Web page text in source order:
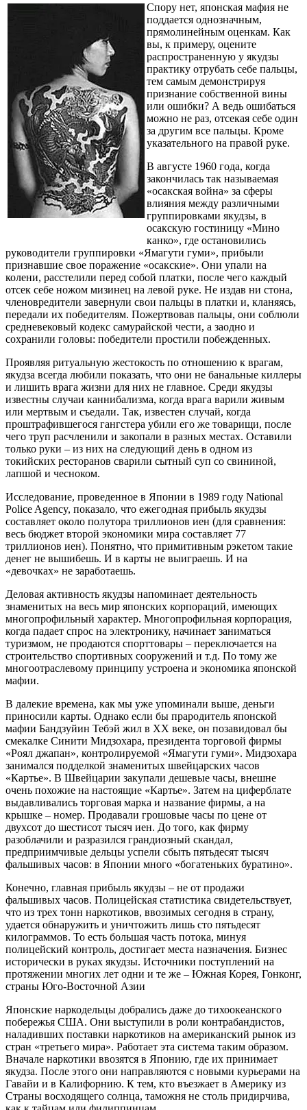
Спору нет, японская мафия не
поддается однозначным,
прямолинейным оценкам. Как
вы, к примеру, оцените
распространенную у якудзы
практику отрубать себе пальцы,
тем самым демонстрируя
признание собственной вины
или ошибки? А ведь ошибаться
можно не раз, отсекая себе один
за другим все пальцы. Кроме
указательного на правой руке.
В августе 1960 года, когда
закончилась так называемая
«осакская война» за сферы
влияния между различными
группировками якудзы, в
осакскую гостиницу «Мино
канко», где остановились
руководители группировки «Ямагути гуми», прибыли
признавшие свое поражение «осакские». Они упали на
колени, расстелили перед собой платки, после чего каждый
отсек себе ножом мизинец на левой руке. Не издав ни стона,
членовредители завернули свои пальцы в платки и, кланяясь,
передали их победителям. Пожертвовав пальцы, они соблюли
средневековый кодекс самурайской чести, а заодно и
сохранили головы: победители простили побежденных.
Проявляя ритуальную жестокость по отношению к врагам,
якудза всегда любили показать, что они не банальные киллеры
и лишить врага жизни для них не главное. Среди якудзы
известны случаи каннибализма, когда врага варили живым
или мертвым и съедали. Так, известен случай, когда
проштрафившегося гангстера убили его же товарищи, после
чего труп расчленили и закопали в разных местах. Оставили
только руки – из них на следующий день в одном из
токийских ресторанов сварили сытный суп со свининой,
лапшой и чесноком.
Исследование, проведенное в Японии в 1989 году National
Police Agency, показало, что ежегодная прибыль якудзы
составляет около полутора триллионов иен (для сравнения:
весь бюджет второй экономики мира составляет 77
триллионов иен). Понятно, что примитивным рэкетом такие
денег не вышибешь. И в карты не выиграешь. И на
«девочках» не заработаешь.
Деловая активность якудзы напоминает деятельность
знаменитых на весь мир японских корпораций, имеющих
многопрофильный характер. Многопрофильная корпорация,
когда падает спрос на электронику, начинает заниматься
туризмом, не продаются спорттовары – переключается на
строительство спортивных сооружений и т.д. По тому же
многоотраслевому принципу устроена и экономика японской
мафии.
В далекие времена, как мы уже упоминали выше, деньги
приносили карты. Однако если бы прародитель японской
мафии Бандзуйин Тебэй жил в ХХ веке, он позавидовал бы
смекалке Синити Мидзохара, президента торговой фирмы
«Роял джапан», контролируемой «Ямагути гуми». Мидзохара
занимался подделкой знаменитых швейцарских часов
«Картье». В Швейцарии закупали дешевые часы, внешне
очень похожие на настоящие «Картье». Затем на циферблате
выдавливались торговая марка и название фирмы, а на
крышке – номер. Продавали грошовые часы по цене от
двухсот до шестисот тысяч иен. До того, как фирму
разоблачили и разразился грандиозный скандал,
предприимчивые дельцы успели сбыть пятьдесят тысяч
фальшивых часов: в Японии много «богатеньких буратино».
Конечно, главная прибыль якудзы – не от продажи
фальшивых часов. Полицейская статистика свидетельствует,
что из трех тонн наркотиков, ввозимых сегодня в страну,
удается обнаружить и уничтожить лишь сто пятьдесят
килограммов. То есть большая часть потока, минуя
полицейский контроль, достигает места назначения. Бизнес
исторически в руках якудзы. Источники поступлений на
протяжении многих лет одни и те же – Южная Корея, Гонконг,
страны Юго-Восточной Азии
Японские наркодельцы добрались даже до тихоокеанского
побережья США. Они выступили в роли контрабандистов,
наладивших поставки наркотиков на американский рынок из
стран «третьего мира». Работает эта система таким образом.
Вначале наркотики ввозятся в Японию, где их принимает
якудза. После этого они направляются с новыми курьерами на
Гавайи и в Калифорнию. К тем, кто въезжает в Америку из
Страны восходящего солнца, таможня не столь придирчива,